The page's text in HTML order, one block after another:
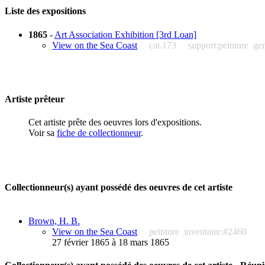
Liste des expositions
1865 - Art Association Exhibition [3rd Loan]
View on the Sea Coast
cat.173 support:peinture
Artiste prêteur
Cet artiste prête des oeuvres lors d'expositions.
Voir sa fiche de collectionneur.
Collectionneur(s) ayant possédé des oeuvres de cet artiste
Brown, H. B.
View on the Sea Coast
peinture inventaire:#2460
27 février 1865 à 18 mars 1865